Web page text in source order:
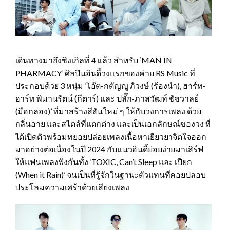
เดินทางมาถึงซิงเกิลที่ 4 แล้ว สำหรับ ‘MAN IN
PHARMACY’ ศิลปินอินดี้วงแรกของค่าย RS Music ที่
ประกอบด้วย 3 หนุ่ม ‘โอ๊ต-กตัญญู ภิวงษ์ (ร้องนำ), ฮาร์ท-
ฮาร์ท พิมานรัตน์ (กีตาร์) และ ปลั๊ก-ภาสวัฒท์ ชัชวาลย์
(มือกลอง)’ ที่มาสร้างสีสันใหม่ ๆ ให้กับวงการเพลง ด้วย
กลิ่นอาย และสไตล์ที่แตกต่าง และเป็นเอกลักษณ์ของวง ที่
ได้เปิดตัวพร้อมทยอยปล่อยเพลงเนื้อหาเยียวยาจิตใจออก
มาอย่างต่อเนื่องในปี 2024 กับแนวอินดี้ย่อยง่ายมาเสิร์ฟ
ให้แฟนเพลงฟังกันทั้ง ‘TOXIC, Can’t Sleep และ เปียก
(When it Rain)’ จนเป็นที่รู้จักในฐานะตัวแทนที่คอยปลอบ
ประโลมความเศร้าด้วยเสียงเพลง